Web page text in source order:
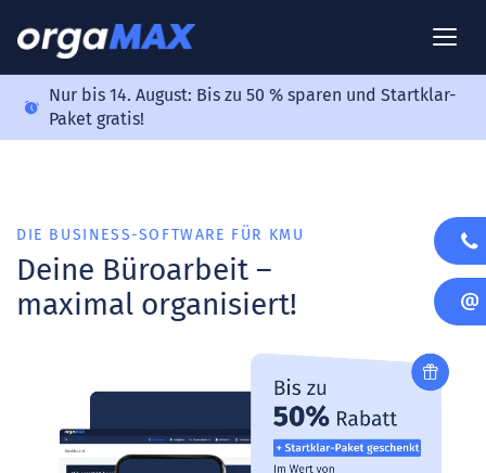
Nur bis 14. August: Bis zu 50 % sparen und Startklar-
Paket gratis!
DIE BUSINESS-SOFTWARE FÜR KMU
Deine Büroarbeit –
maximal organisiert!